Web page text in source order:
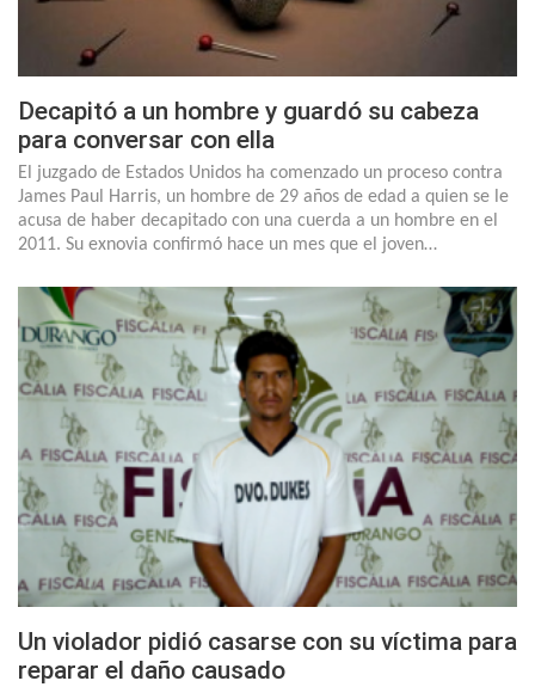
Decapitó a un hombre y guardó su cabeza
para conversar con ella
El juzgado de Estados Unidos ha comenzado un proceso contra
James Paul Harris, un hombre de 29 años de edad a quien se le
acusa de haber decapitado con una cuerda a un hombre en el
2011. Su exnovia confirmó hace un mes que el joven…
Un violador pidió casarse con su víctima para
reparar el daño causado